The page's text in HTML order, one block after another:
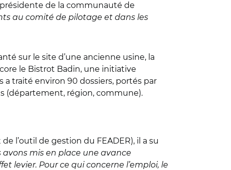
de la communauté de
au comité de pilotage et dans les
sur le site d’une ancienne usine, la
le Bistrot Badin, une initiative
a traité environ 90 dossiers, portés par
(département, région, commune).
l’outil de gestion du FEADER), il a su
mis en place une avance
levier. Pour ce qui concerne l’emploi, le